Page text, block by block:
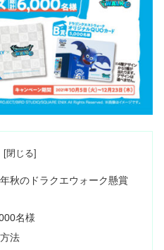
秋のドラクエウォーク懸賞
名様
法